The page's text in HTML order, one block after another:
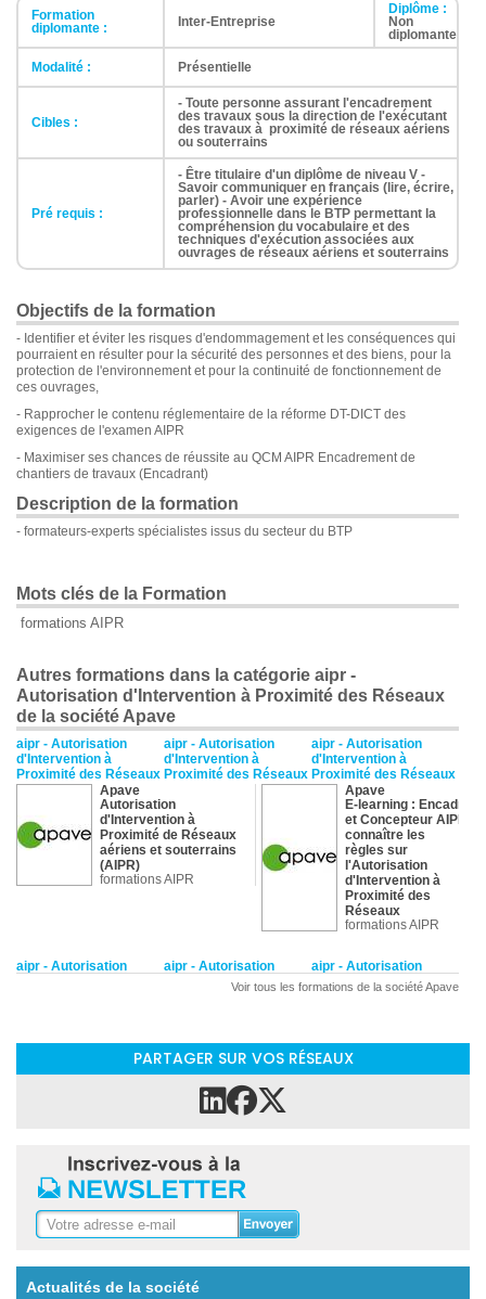
Formation
diplomante :
Inter-Entreprise
Diplôme :
Non
diplomante
Modalité : Présentielle
Cibles :
- Toute personne assurant l'encadrement
des travaux sous la direction de l'exécutant
des travaux à proximité de réseaux aériens
ou souterrains
Pré requis :
- Être titulaire d'un diplôme de niveau V -
Savoir communiquer en français (lire, écrire,
parler) - Avoir une expérience
professionnelle dans le BTP permettant la
compréhension du vocabulaire et des
techniques d'exécution associées aux
ouvrages de réseaux aériens et souterrains
Objectifs de la formation
- Identifier et éviter les risques d'endommagement et les conséquences qui
pourraient en résulter pour la sécurité des personnes et des biens, pour la
protection de l'environnement et pour la continuité de fonctionnement de
ces ouvrages,
- Rapprocher le contenu réglementaire de la réforme DT-DICT des
exigences de l'examen AIPR
- Maximiser ses chances de réussite au QCM AIPR Encadrement de
chantiers de travaux (Encadrant)
Description de la formation
- formateurs-experts spécialistes issus du secteur du BTP
Mots clés de la Formation
formations AIPR
Autres formations dans la catégorie aipr -
Autorisation d'Intervention à Proximité des Réseaux
de la société Apave
aipr - Autorisation
d'Intervention à
Proximité des Réseaux
aipr - Autorisation
d'Intervention à
Proximité des Réseaux
aipr - Autorisation
d'Intervention à
Proximité des Réseaux
Apave
Autorisation
d'Intervention à
Proximité de Réseaux
aériens et souterrains
(AIPR)
formations AIPR
Apave
E-learning : Encadrant
et Concepteur AIPR :
connaître les
règles sur
l'Autorisation
d'Intervention à
Proximité des
Réseaux
formations AIPR
aipr - Autorisation
aipr - Autorisation
d'Intervention à
aipr - Autorisation
d'Intervention à
Proximité des Réseaux
et Concepteur AIPR :
connaître les règles sur
l'Autorisation
Proximité des Réseaux
AIPR concepteur -
expérimenté
formations AIPR
aipr - Autorisation
d'Intervention à
Proximité des Réseaux
aipr - Autorisation
d'Intervention à
Proximité des Réseaux
Préparer l'examen
AIPR conduite d'engins
opérateur débutant
formations AIPR
formations AIPR
Voir tous les formations de la société Apave
PARTAGER SUR VOS RÉSEAUX
Actualités de la société